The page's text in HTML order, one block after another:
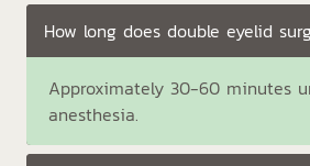
How long does double eyelid
Approximately 30-60 minutes
anesthesia.